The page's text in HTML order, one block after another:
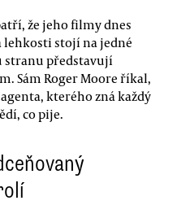
že jeho filmy dnes
lehkosti stojí na jedné
stranu představují
Sám Roger Moore říkal,
kterého zná každý
co pije.